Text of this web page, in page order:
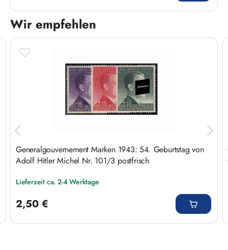
Wir empfehlen
Produktgalerie überspringen
Generalgouvernement Marken 1943: 54. Geburtstag von
Adolf Hitler Michel Nr. 101/3 postfrisch
Lieferzeit ca. 2-4 Werktage
2,50 €